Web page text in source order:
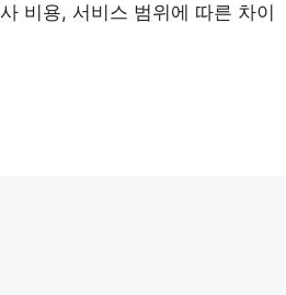
비용, 서비스 범위에 따른 차이